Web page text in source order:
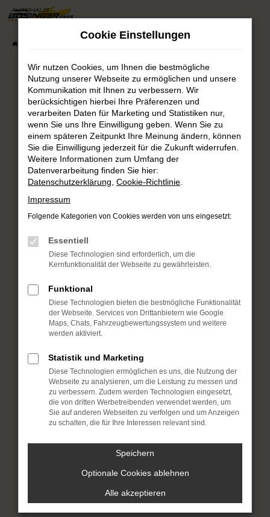
Zum
springen
Fahrzeug-Showroom
Fehler: Network Error
Beim Laden ist ein Fehler aufgetreten.
Hier sind ein paar Tipps, die dir helfen können:
Überprüfe deine Firewall und deine
Internetverbindung.
Laden andere Webseiten, zum Beispiel deine
Manche Erweiterungen, wie Werbeblocker,
können das Laden bestimmter Seiten
verhindern. Funktioniert die Seite in einem
anderen Browser oder in einem privaten
Starte dein Gerät neu.
Das kann manchmal helfen, vorübergehende
Probleme zu beheben.
Stelle sicher, dass dein Browser und dein
Betriebssystem auf dem neuesten Stand
Veraltete Software birgt nicht nur ein
Sicherheitsrisiko, sondern kann auch dazu
führen, dass bestimmte Funktionen nicht mehr
unterstützt werden.
Wenn du alle oben genannten Schritte versucht
versuchen, das Problem zu beheben. Du kannst
uns diesen Text schicken, um uns bei der
Fehlersuche zu unterstützen:
Cookie Einstellungen
Wir nutzen Cookies, um Ihnen die bestmögliche
Nutzung unserer Webseite zu ermöglichen und unsere
Kommunikation mit Ihnen zu verbessern. Wir
berücksichtigen hierbei Ihre Präferenzen und
verarbeiten Daten für Marketing und Statistiken nur,
wenn Sie uns Ihre Einwilligung geben. Wenn Sie zu
einem späteren Zeitpunkt Ihre Meinung ändern, können
Sie die Einwilligung jederzeit für die Zukunft widerrufen.
Weitere Informationen zum Umfang der
Datenverarbeitung finden Sie hier:
Datenschutzerklärung Cookie-Richtlinie
Impressum
Folgende Kategorien von Cookies werden von uns eingesetzt:
Essentiell
Diese Technologien sind erforderlich, um die
Kernfunktionalität der Webseite zu gewährleisten.
Funktional
Diese Technologien bieten die bestmögliche Funktionalität
der Webseite. Services von Drittanbietern wie Google
Maps, Chats, Fahrzeugbewertungssystem und weitere
werden aktiviert.
Statistik und Marketing
Diese Technologien ermöglichen es uns, die Nutzung der
Webseite zu analysieren, um die Leistung zu messen und
zu verbessern. Zudem werden Technologien eingesetzt,
die von dritten Werbetreibenden verwendet werden, um
Sie auf anderen Webseiten zu verfolgen und um Anzeigen
zu schalten, die für Ihre Interessen relevant sind.
Speichern
Optionale Cookies ablehnen
Alle akzeptieren